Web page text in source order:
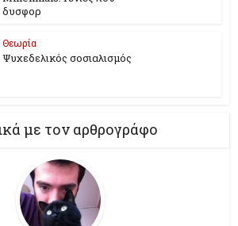
δυσφορ
Θεωρία
Ψυχεδελικός σοσιαλισμός
με τον αρθρογράφο